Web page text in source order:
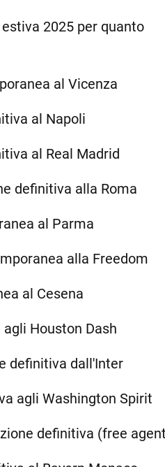
2025 per quanto
al Vicenza
al Napoli
al Real Madrid
definitiva alla Roma
al Parma
alla Freedom
al Cesena
Houston Dash
definitiva dall'Inter
agli Washington Spirit
definitiva (free